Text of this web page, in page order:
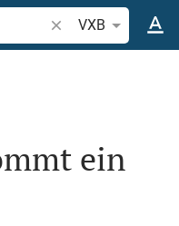
Bibelstelle oder
VXB
ein